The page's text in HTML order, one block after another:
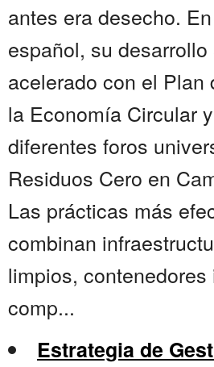
antes era desecho.
español, su
acelerado con el Plan
la Economía Circular
diferentes foros
Residuos Cero en
Las prácticas más
combinan
limpios,
comp...
Estrategia de